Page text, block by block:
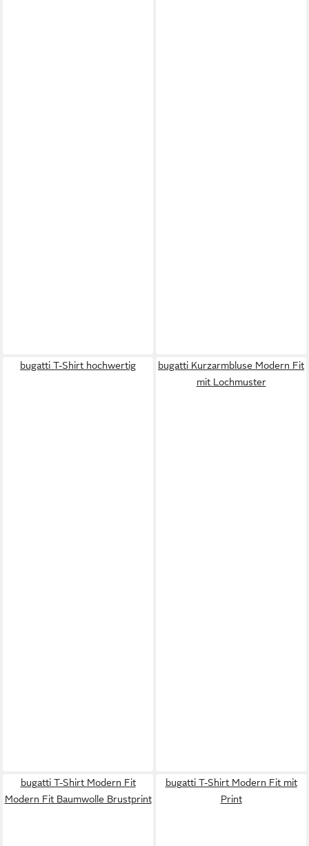
bugatti T-Shirt hochwertig
bugatti Kurzarmbluse Modern Fit
mit Lochmuster
bugatti T-Shirt Modern Fit
Modern Fit Baumwolle Brustprint
bugatti T-Shirt Modern Fit mit
Print